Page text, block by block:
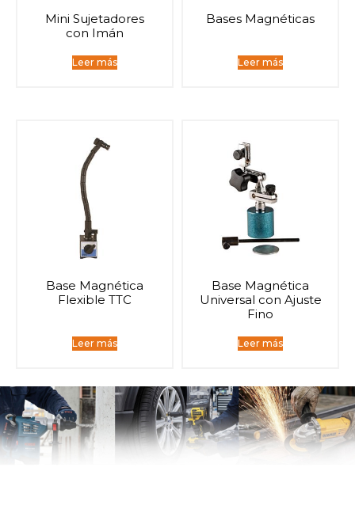
Mini Sujetadores
con Imán
Leer más
Bases Magnéticas
Leer más
Base Magnética
Flexible TTC
Leer más
Base Magnética
Universal con Ajuste
Fino
Leer más